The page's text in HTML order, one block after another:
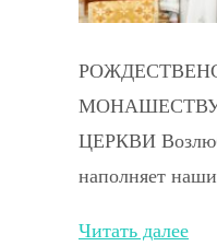
ЦЕРКВИ
наполняет
Читать далее